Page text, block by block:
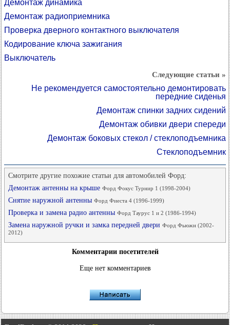
Демонтаж динамика
Демонтаж радиоприемника
Проверка дверного контактного выключателя
Кодирование ключа зажигания
Выключатель
Следующие статьи »
Не рекомендуется самостоятельно демонтировать
передние сиденья
Демонтаж спинки задних сидений
Демонтаж обивки двери спереди
Демонтаж боковых стекол / стеклоподъемника
Стеклоподъемник
Смотрите другие похожие статьи для автомобилей Форд:
Демонтаж антенны на крыше Форд Фокус Турнир 1 (1998-2004)
Снятие наружной антенны Форд Фиеста 4 (1996-1999)
Проверка и замена радио антенны Форд Таурус 1 и 2 (1986-1994)
Замена наружной ручки и замка передней двери Форд Фьюжн (2002-
2012)
Комментарии посетителей
Еще нет комментариев